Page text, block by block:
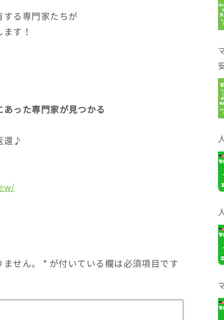
る専門家たちが
す！
った専門家が見つかる
還♪
せん。 * が付いている欄は必須項目です